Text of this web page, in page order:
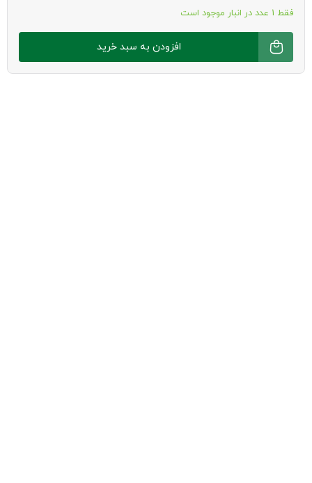
فقط 1 عدد در انبار موجود است
بیسکوئیت
کرمدار
پرتقالی
افزودن به سبد خرید